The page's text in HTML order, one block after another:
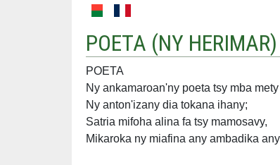
POETA (NY HERIMAR)
POETA
Ny ankamaroan'ny poeta tsy mba
Ny anton'izany dia tokana ihany;
Satria mifoha alina fa tsy mamosavy,
Mikaroka ny miafina any ambadika